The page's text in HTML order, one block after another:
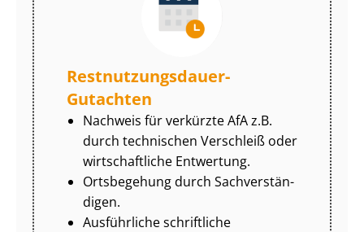
Rest­nut­zungs­dau­er-
Gutachten
Nachweis für verkürzte AfA z.B.
durch technischen Verschleiß oder
wirtschaftliche Entwertung.
Ortsbegehung durch Sach­ver­stän­
di­gen.
Ausführliche schriftliche